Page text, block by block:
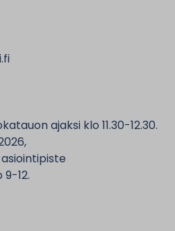
ajaksi klo 11.30-12.30.
12.